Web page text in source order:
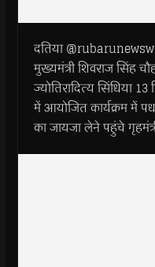
दतिया
मुख्यमंत्री शिवराज सिंह
ज्योतिरादित्य सिंधिया
में आयोजित कार्यक्रम में
का जायजा लेने पहुंचे गृहमंत्री